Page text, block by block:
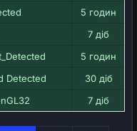
5 годин
7 діб
5 годин
Detected 30 діб
7 діб